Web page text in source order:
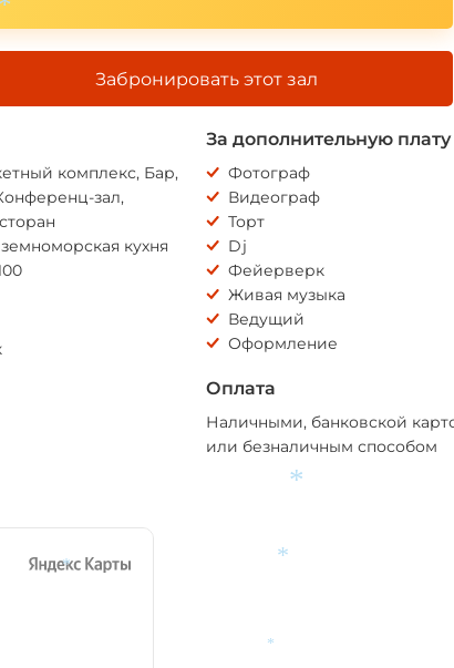
Забронировать этот зал
комплекс, Бар,
зал,
кухня
За дополнительную плату
Фотограф
Видеограф
Торт
Dj
Фейерверк
Живая музыка
Ведущий
Оформление
Оплата
Наличными, банковской
или безналичным способом